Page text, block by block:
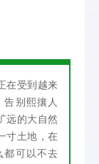
在受到越来
别熙攘人
远的大自然
寸土地，在
都可以不去